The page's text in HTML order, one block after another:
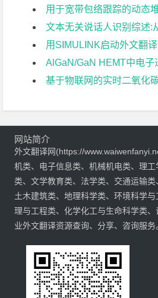
用于宽带包络跟踪的动态堆叠控制
文本无关说话人识别综述:从特
用SIMULINK启动外文翻
AlGaN/GaN HEMT中电子迁移率与欧姆
基于物联网的实时二氧化碳监
网站简介
外文翻译网(https://
机类、电子信息类、机械机电类、理
类、文学教育类、法学类、交通运输类
土木建筑类、地理科学类、环境科学
理与工程类、化学化工与生命科学类
业外文翻译资源查询、分享、咨询服务